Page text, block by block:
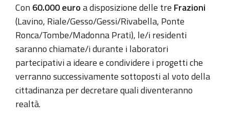
Con 60.000 euroa disposizione delle tre Frazioni
(Lavino, Riale/Gesso/Gessi/Rivabella, Ponte
Ronca/Tombe/Madonna Prati), le/i residenti
saranno chiamate/i durante i laboratori
partecipativi a ideare e condividere i progetti che
verranno successivamente sottoposti al voto della
cittadinanza per decretare quali diventeranno
realtà.